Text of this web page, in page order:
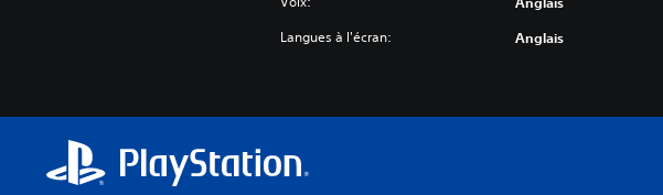
Langues à l'écran: Anglais